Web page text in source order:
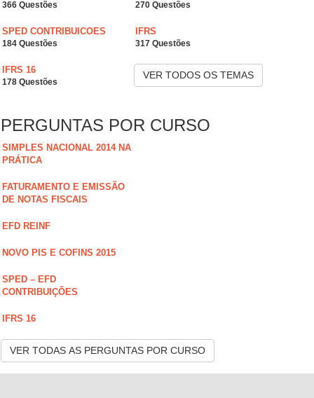
366 Questões 270 Questões
SPED CONTRIBUICOES
184 Questões
IFRS
317 Questões
IFRS 16
178 Questões
VER TODOS OS TEMAS
PERGUNTAS POR CURSO
SIMPLES NACIONAL 2014 NA
PRÁTICA
FATURAMENTO E EMISSÃO
DE NOTAS FISCAIS
EFD REINF
NOVO PIS E COFINS 2015
SPED – EFD
CONTRIBUIÇÕES
IFRS 16
VER TODAS AS PERGUNTAS POR CURSO